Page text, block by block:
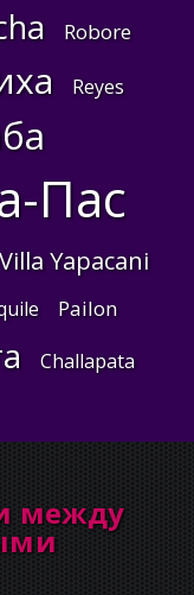
Robore
Reyes
Пас
Villa Yapacani
Pailon
Challapata
между